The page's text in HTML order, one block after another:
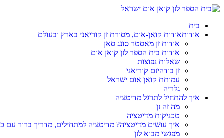
בית
אודותאודות קואן-אום, מסורת זן קוריאני בארץ ובעולם
אודות זן מאסטר סונג סאן
אודות בית הספר לזן קואן אום
שאלות נפוצות
זן בודהיזם קוריאני
עמותת קואן אום ישראל
גלריה
איך להתחיל לתרגל מדיטציה
מה זה זן
טכניקות מדיטציה
איך עושים מדיטציה? מדיטציה למתחילים, מדריך ברור עם
מפגשי מבוא לזן